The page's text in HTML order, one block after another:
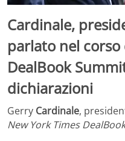
Cardinale,
parlato nel corso
DealBook
dichiarazioni
Gerry Cardinale,
New York Times